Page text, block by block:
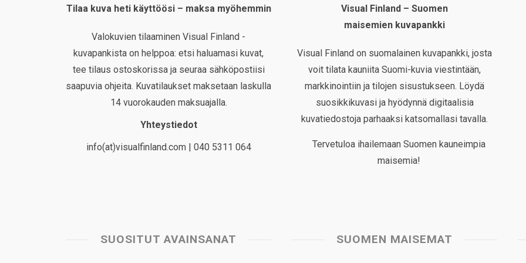
Tilaa kuva heti käyttöösi – maksa myöhemmin
Valokuvien tilaaminen Visual Finland -
kuvapankista on helppoa: etsi haluamasi kuvat,
tee tilaus ostoskorissa ja seuraa sähköpostiisi
saapuvia ohjeita. Kuvatilaukset maksetaan laskulla
14 vuorokauden maksuajalla.
Yhteystiedot
info(at)visualfinland.com | 040 5311 064
Visual Finland – Suomen
maisemien kuvapankki
Visual Finland on suomalainen kuvapankki, josta
voit tilata kauniita Suomi-kuvia viestintään,
markkinointiin ja tilojen sisustukseen. Löydä
suosikkikuvasi ja hyödynnä digitaalisia
kuvatiedostoja parhaaksi katsomallasi tavalla.
Tervetuloa ihailemaan Suomen kauneimpia
maisemia!
SUOSITUT AVAINSANAT SUOMEN MAISEMAT